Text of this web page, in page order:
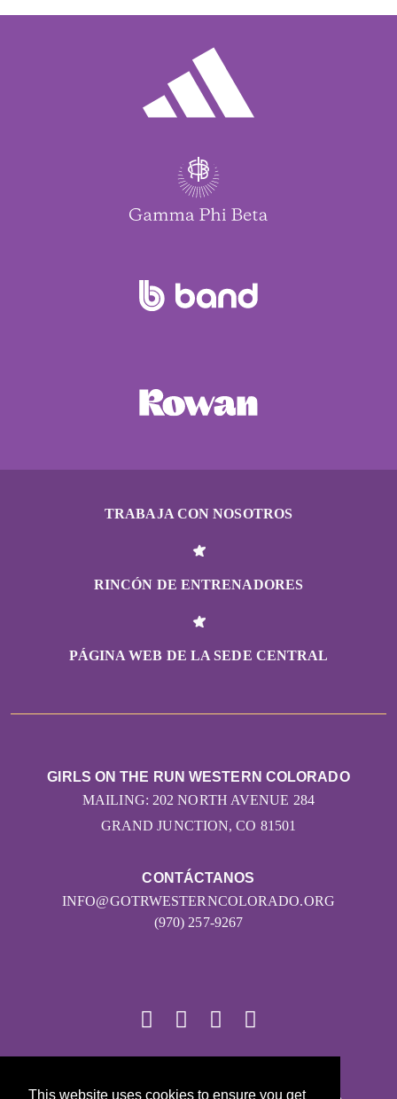
This website uses cookies to ensure you get
TRABAJA CON NOSOTROS
RINCÓN DE ENTRENADORES
PÁGINA WEB DE LA SEDE CENTRAL
CONTÁCTANOS
INFO@GOTRWESTERNCOLORADO.ORG
(970) 257-9267
GIRLS ON THE RUN WESTERN COLORADO
MAILING: 202 NORTH AVENUE 284
GRAND JUNCTION, CO 81501